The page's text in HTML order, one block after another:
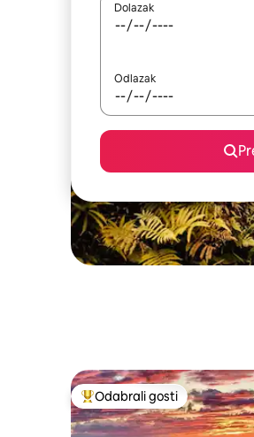
Dolazak
Odlazak
Među najviše rangiranima s
Odabrali gosti